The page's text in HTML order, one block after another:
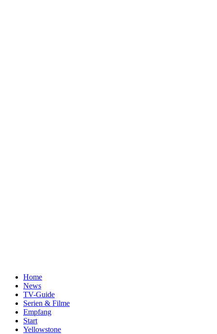
Home
News
TV-Guide
Serien & Filme
Empfang
Start
Yellowstone